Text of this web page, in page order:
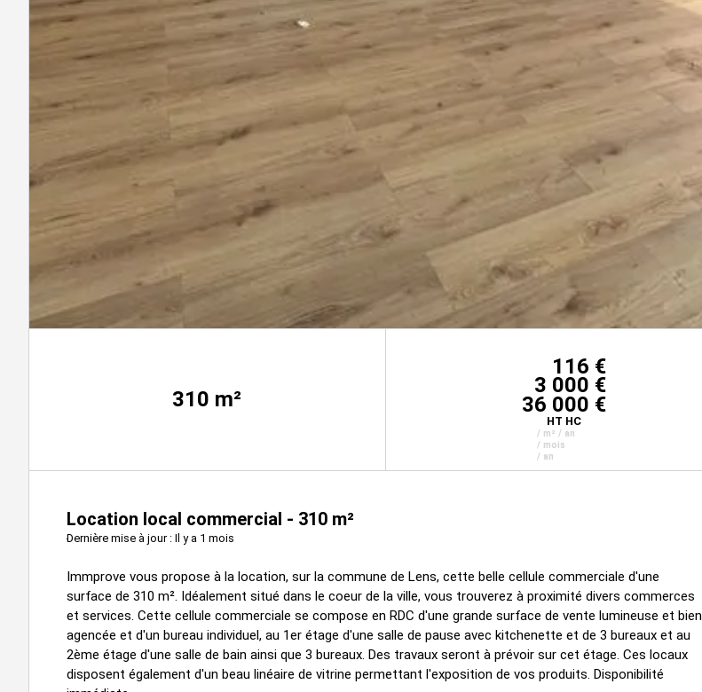
310 m²
116 €
3 000 €
36 000 €
HT HC
/ m² / an
/ mois
/ an
Location local commercial - 310 m²
Dernière mise à jour : Il y a 1 mois
Immprove vous propose à la location, sur la commune de Lens, cette belle cellule commerciale d'une
surface de 310 m². Idéalement situé dans le coeur de la ville, vous trouverez à proximité divers commerces
et services. Cette cellule commerciale se compose en RDC d'une grande surface de vente lumineuse et bien
agencée et d'un bureau individuel, au 1er étage d'une salle de pause avec kitchenette et de 3 bureaux et au
2ème étage d'une salle de bain ainsi que 3 bureaux. Des travaux seront à prévoir sur cet étage. Ces locaux
disposent également d'un beau linéaire de vitrine permettant l'exposition de vos produits. Disponibilité